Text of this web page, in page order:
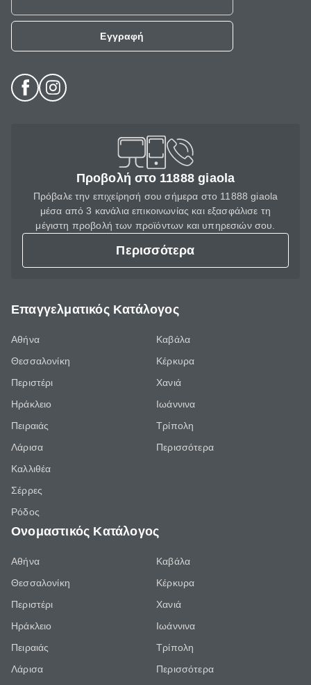
Εγγραφή
Προβολή στο 11888 giaola
Πρόβαλε την επιχείρησή σου σήμερα στο 11888 giaola
μέσα από 3 κανάλια επικοινωνίας και εξασφάλισε τη
μέγιστη προβολή των προϊόντων και υπηρεσιών σου.
Περισσότερα
Επαγγελματικός Κατάλογος
Αθήνα
Θεσσαλονίκη
Περιστέρι
Ηράκλειο
Πειραιάς
Λάρισα
Καλλιθέα
Σέρρες
Ρόδος
Καβάλα
Κέρκυρα
Χανιά
Ιωάννινα
Τρίπολη
Περισσότερα
Ονομαστικός Κατάλογος
Αθήνα
Θεσσαλονίκη
Περιστέρι
Ηράκλειο
Πειραιάς
Λάρισα
Καβάλα
Κέρκυρα
Χανιά
Ιωάννινα
Τρίπολη
Περισσότερα